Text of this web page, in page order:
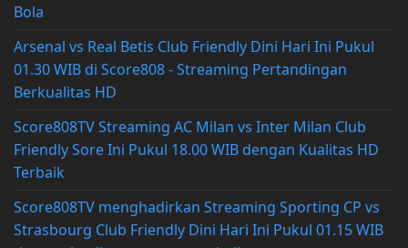
Bola
Arsenal vs Real Betis Club Friendly Dini Hari Ini Pukul
01.30 WIB di Score808 - Streaming Pertandingan
Berkualitas HD
Score808TV Streaming AC Milan vs Inter Milan Club
Friendly Sore Ini Pukul 18.00 WIB dengan Kualitas HD
Terbaik
Score808TV menghadirkan Streaming Sporting CP vs
Strasbourg Club Friendly Dini Hari Ini Pukul 01.15 WIB